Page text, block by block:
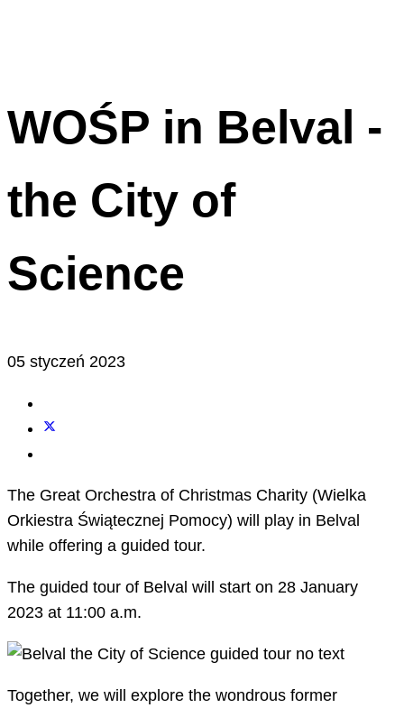
WOŚP in Belval -
the City of
Science
05 styczeń 2023
The Great Orchestra of Christmas Charity (Wielka
Orkiestra Świątecznej Pomocy) will play in Belval
while offering a guided tour.
The guided tour of Belval will start on 28 January
2023 at 11:00 a.m.
Together, we will explore the wondrous former